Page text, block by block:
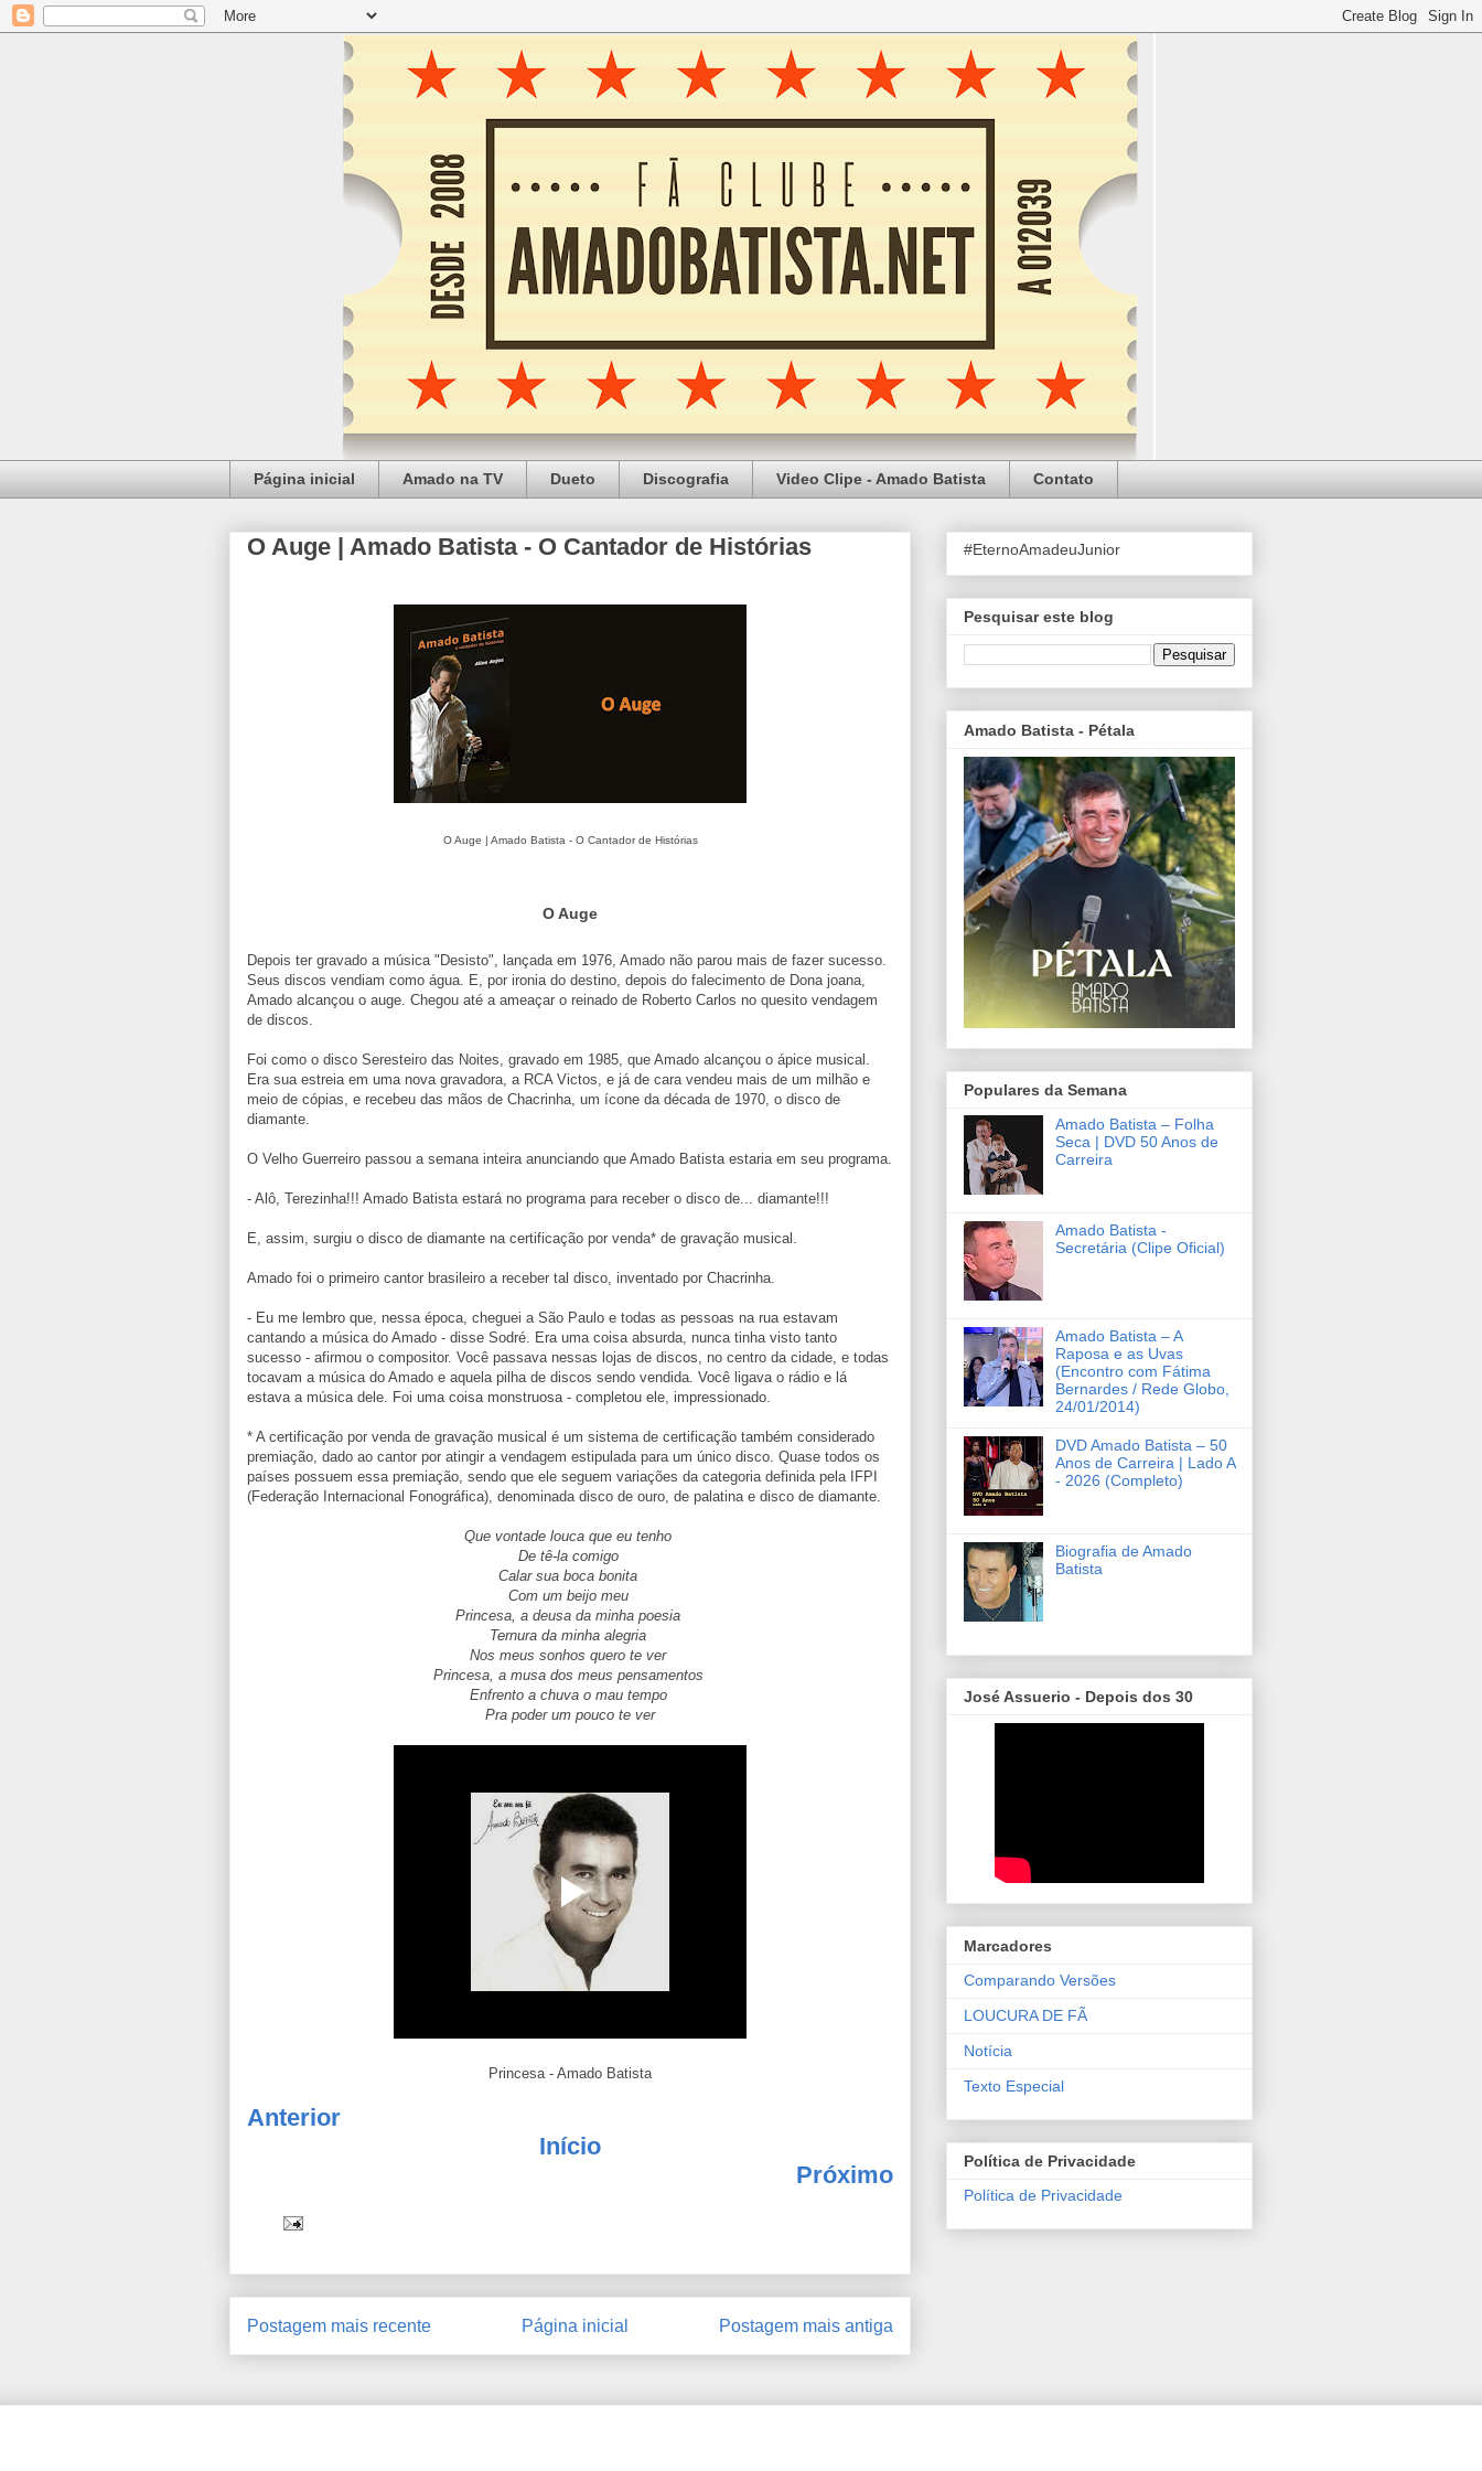
Página inicial Amado na TV Dueto Discografia Video Clipe - Amado Batista Contato
O Auge | Amado Batista - O Cantador de Histórias
O Auge | Amado Batista - O Cantador de Histórias
O Auge
Depois ter gravado a música "Desisto", lançada em 1976, Amado não parou mais de fazer sucesso.
Seus discos vendiam como água. E, por ironia do destino, depois do falecimento de Dona joana,
Amado alcançou o auge. Chegou até a ameaçar o reinado de Roberto Carlos no quesito vendagem
de discos.
Foi como o disco Seresteiro das Noites, gravado em 1985, que Amado alcançou o ápice musical.
Era sua estreia em uma nova gravadora, a RCA Victos, e já de cara vendeu mais de um milhão e
meio de cópias, e recebeu das mãos de Chacrinha, um ícone da década de 1970, o disco de
diamante.
O Velho Guerreiro passou a semana inteira anunciando que Amado Batista estaria em seu programa.
- Alô, Terezinha!!! Amado Batista estará no programa para receber o disco de... diamante!!!
E, assim, surgiu o disco de diamante na certificação por venda* de gravação musical.
Amado foi o primeiro cantor brasileiro a receber tal disco, inventado por Chacrinha.
- Eu me lembro que, nessa época, cheguei a São Paulo e todas as pessoas na rua estavam
cantando a música do Amado - disse Sodré. Era uma coisa absurda, nunca tinha visto tanto
sucesso - afirmou o compositor. Você passava nessas lojas de discos, no centro da cidade, e todas
tocavam a música do Amado e aquela pilha de discos sendo vendida. Você ligava o rádio e lá
estava a música dele. Foi uma coisa monstruosa - completou ele, impressionado.
* A certificação por venda de gravação musical é um sistema de certificação também considerado
premiação, dado ao cantor por atingir a vendagem estipulada para um único disco. Quase todos os
países possuem essa premiação, sendo que ele seguem variações da categoria definida pela IFPI
(Federação Internacional Fonográfica), denominada disco de ouro, de palatina e disco de diamante.
Que vontade louca que eu tenho
De tê-la comigo
Calar sua boca bonita
Com um beijo meu
Princesa, a deusa da minha poesia
Ternura da minha alegria
Nos meus sonhos quero te ver
Princesa, a musa dos meus pensamentos
Enfrento a chuva o mau tempo
Pra poder um pouco te ver
Princesa - Amado Batista
Anterior
Início
Próximo
Postagem mais recente Postagem mais antiga
Página inicial
#EternoAmadeuJunior
Pesquisar este blog
Amado Batista - Pétala
Populares da Semana
Amado Batista – Folha
Seca | DVD 50 Anos de
Carreira
Amado Batista -
Secretária (Clipe Oficial)
Amado Batista – A
Raposa e as Uvas
(Encontro com Fátima
Bernardes / Rede Globo,
24/01/2014)
DVD Amado Batista – 50
Anos de Carreira | Lado A
- 2026 (Completo)
Biografia de Amado
Batista
José Assuerio - Depois dos 30
Marcadores
Comparando Versões
LOUCURA DE FÃ
Notícia
Texto Especial
Política de Privacidade
Política de Privacidade